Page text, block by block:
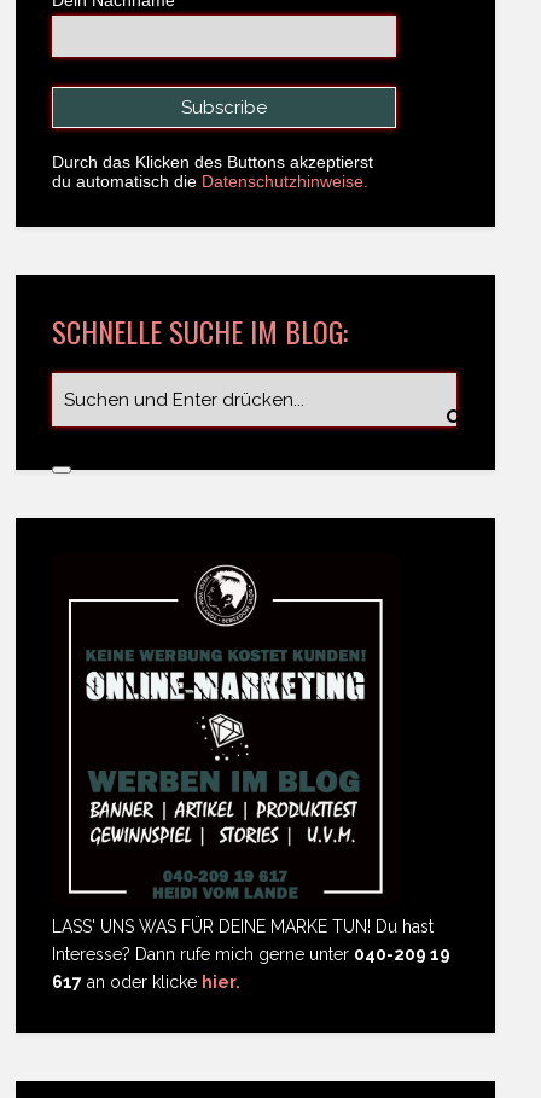
Durch das Klicken des Buttons akzeptierst
du automatisch die Datenschutzhinweise.
SCHNELLE SUCHE IM BLOG:
LASS' UNS WAS FÜR DEINE MARKE TUN! Du hast
Interesse? Dann rufe mich gerne unter 040-209 19
617 an oder klicke hier.